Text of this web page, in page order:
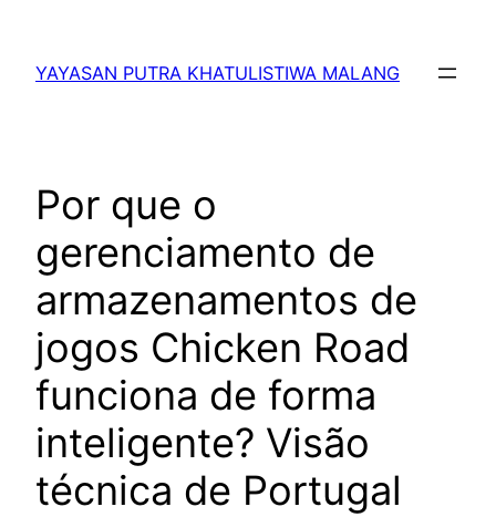
konten
YAYASAN PUTRA KHATULISTIWA MALANG
Por que o
gerenciamento de
armazenamentos de
jogos Chicken Road
funciona de forma
inteligente? Visão
técnica de Portugal